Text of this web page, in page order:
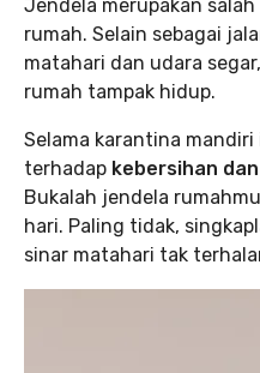
Jendela merupakan
rumah. Selain sebagai
matahari dan udara
rumah tampak hidup.
Selama karantina
terhadap kebersihan
Bukalah jendela
hari. Paling tidak,
sinar matahari tak